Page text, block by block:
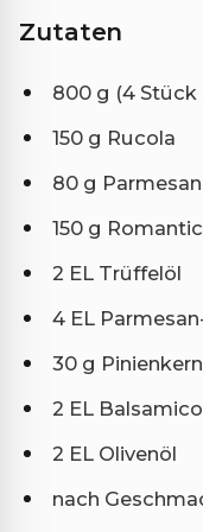
Zutaten
800 g (4 Stück
150 g Rucola
80 g
150 g
2 EL Trüffelöl
4 EL
30 g
2 EL
2 EL Olivenöl
nach